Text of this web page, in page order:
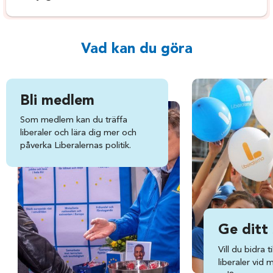
Vad kan du göra
Bli medlem
Som medlem kan du träffa
liberaler och lära dig mer och
påverka Liberalernas politik.
Ge ditt
Vill du bidra
liberaler vid